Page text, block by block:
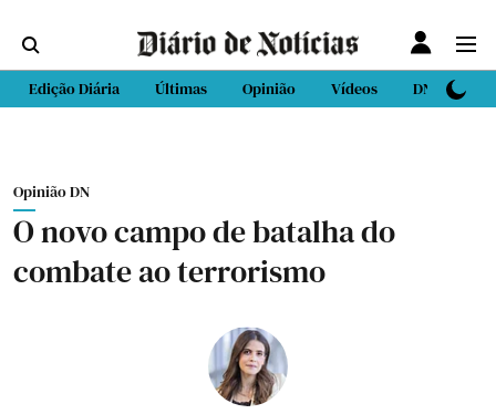
Edição Diária Últimas Opinião Vídeos DN Sport
Opinião DN
O novo campo de batalha do
combate ao terrorismo